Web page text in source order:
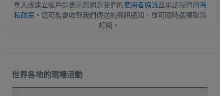
登入或建立帳戶即表示您同意我們的使用者協議並承認我們的隱
私政策 。您可能會收到我們傳送的簡訊通知，並可隨時選擇取消
訂閱。
世界各地的現場活動